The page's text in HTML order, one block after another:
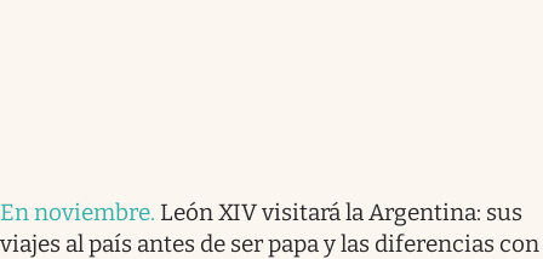
En noviembre. León XIV visitará la Argentina: sus
viajes al país antes de ser papa y las diferencias con